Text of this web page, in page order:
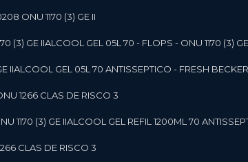
ONU 1170 (3) GE II
(3) GE II ALCOOL GEL 05L 70 - FLOPS - ONU 1170 (3)
II ALCOOL GEL 05L 70 ANTISSEPTICO - FRESH
1266 CLAS DE RISCO 3
1170 (3) GE II ALCOOL GEL REFIL 1200ML 70
CLAS DE RISCO 3